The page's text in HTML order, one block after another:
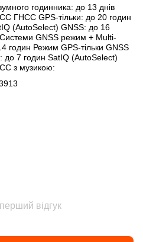
годинника: до 13 днів
ГНСС GPS-тільки: до 20 годин
(AutoSelect) GNSS: до 16
Системи GNSS режим + Multi-
годин Режим GPS-тільки GNSS
до 7 годин SatIQ (AutoSelect)
з музикою:
відгук